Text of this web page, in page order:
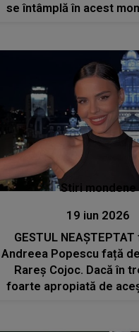
se întâmplă în acest
ultimul său plan de
păcate..."
Stiri mondene
19 iun 2026
GESTUL
Andreea Popescu față
Rareș Cojoc. Dacă în
foarte apropiată de